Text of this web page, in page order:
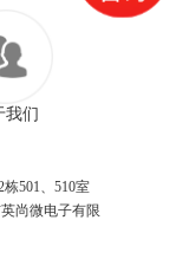
我们
501、510室
尚微电子有限